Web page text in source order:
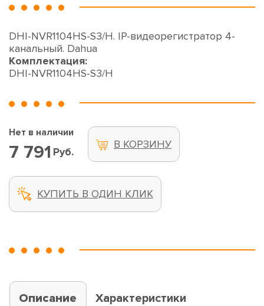
DHI-NVR1104HS-S3/H. IP-видеорегистратор 4-
канальный. Dahua
Комплектация:
DHI-NVR1104HS-S3/H
Нет в наличии
7 791 Руб.
В КОРЗИНУ
КУПИТЬ В ОДИН КЛИК
Описание
Характеристики